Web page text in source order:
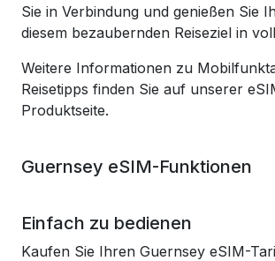
Sie in Verbindung und genießen Sie
diesem bezaubernden Reiseziel in
Weitere Informationen zu
Reisetipps finden Sie auf unserer
Produktseite.
Guernsey eSIM-Funktionen
Einfach zu bedienen
Kaufen Sie Ihren Guernsey eSIM-